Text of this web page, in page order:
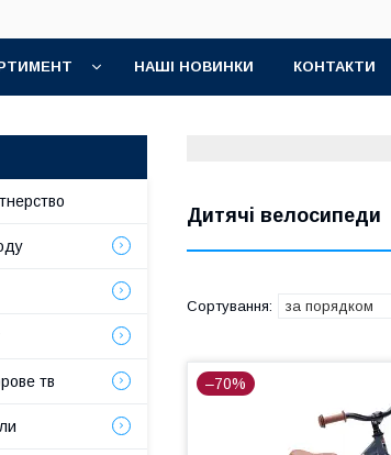
НАШІ НОВИНКИ КОНТАКТИ
Дитячі велосипеди
–70%
тв